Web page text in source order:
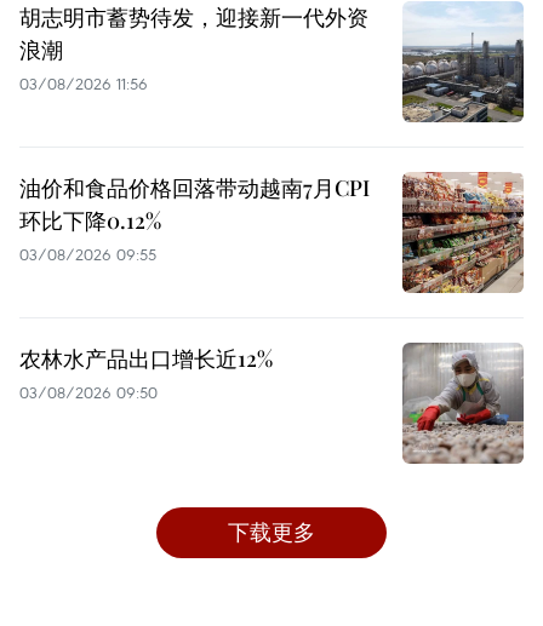
胡志明市蓄势待发，迎接新一代外资
浪潮
03/08/2026 11:56
油价和食品价格回落带动越南7月CPI
环比下降0.12%
03/08/2026 09:55
农林水产品出口增长近12%
03/08/2026 09:50
下载更多